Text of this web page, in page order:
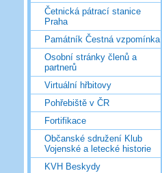
Četnická pátrací stanice
Praha
Památník Čestná vzpomínka
Osobní stránky členů a
partnerů
Virtuální hřbitovy
Pohřebiště v ČR
Fortifikace
Občanské sdružení Klub
Vojenské a letecké historie
KVH Beskydy